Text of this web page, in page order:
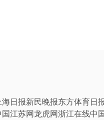
日报新民晚报东方体育日
国江苏网龙虎网浙江在线中